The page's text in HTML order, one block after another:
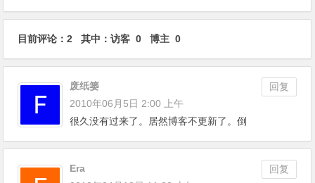
目前评论：2 其中：访客 0 博主 0
废纸篓
回复
2010年06月5日 2:00 上午
很久没有过来了。居然博客不更新了。倒
Era
回复